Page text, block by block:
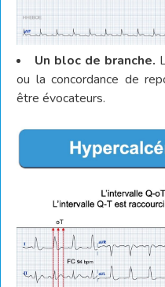
Un bloc de branche.
ou la concordance de
être évocateurs.